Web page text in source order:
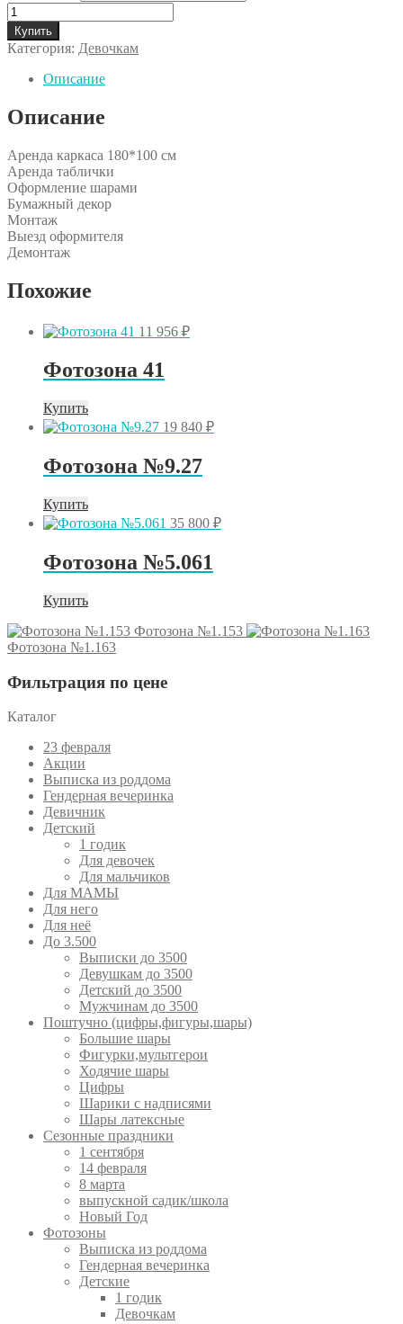
Количество
товара
Фотозона
№1.156
Купить
Категория: Девочкам
Описание
Описание
Аренда каркаса 180*100 см
Аренда таблички
Оформление шарами
Бумажный декор
Монтаж
Выезд оформителя
Демонтаж
Похожие
11 956 ₽
Фотозона 41
Купить
19 840 ₽
Фотозона №9.27
Купить
35 800 ₽
Фотозона №5.061
Купить
Фотозона №1.153
Фотозона №1.163
Фильтрация по цене
Каталог
23 февраля
Акции
Выписка из роддома
Гендерная вечеринка
Девичник
Детский
1 годик
Для девочек
Для мальчиков
Для МАМЫ
Для него
Для неё
До 3.500
Выписки до 3500
Девушкам до 3500
Детский до 3500
Мужчинам до 3500
Поштучно (цифры,фигуры,шары)
Большие шары
Фигурки,мультгерои
Ходячие шары
Цифры
Шарики с надписями
Шары латексные
Сезонные праздники
1 сентября
14 февраля
8 марта
выпускной садик/школа
Новый Год
Фотозоны
Выписка из роддома
Гендерная вечеринка
Детские
1 годик
Девочкам